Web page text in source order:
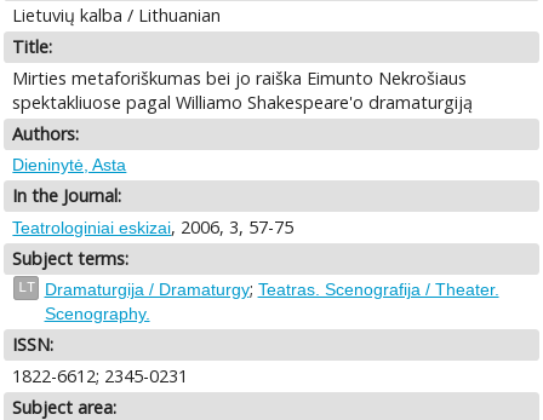
Lietuvių kalba / Lithuanian
Title:
Mirties metaforiškumas bei jo raiška Eimunto Nekrošiaus
spektakliuose pagal Williamo Shakespeare'o dramaturgiją
Authors:
Dieninytė, Asta
In the Journal:
Teatrologiniai eskizai, 2006, 3, 57-75
Subject terms:
LT Dramaturgija / Dramaturgy; Teatras. Scenografija / Theater.
Scenography.
ISSN:
1822-6612; 2345-0231
Subject area: